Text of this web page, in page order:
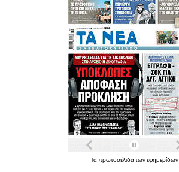
Τα πρωτοσέλιδα των εφημερίδων